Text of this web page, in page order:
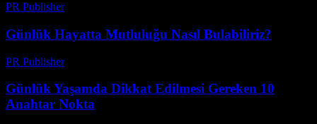
PR Publisher-
Günlük Hayatta Mutluluğu Nasıl Bulabiliriz?
PR Publisher-
Günlük Yaşamda Dikkat Edilmesi Gereken 10
Anahtar Nokta